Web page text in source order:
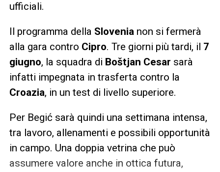
ufficiali.
Il programma della Slovenianon si fermerà
alla gara contro Cipro. Tre giorni più tardi, il 7
giugno, la squadra di Boštjan Cesar sarà
infatti impegnata in trasferta contro la
Croazia, in un test di livello superiore.
Per Begić sarà quindi una settimana intensa,
tra lavoro, allenamenti e possibili opportunità
in campo. Una doppia vetrina che può
assumere valore anche in ottica futura,